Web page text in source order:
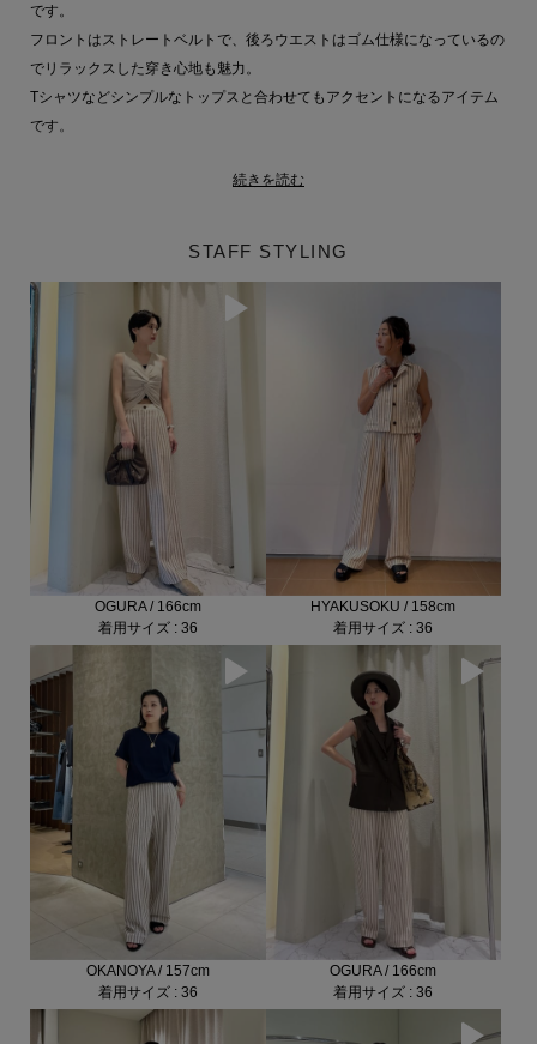
です。
フロントはストレートベルトで、後ろウエストはゴム仕様になっているの
でリラックスした穿き心地も魅力。
Tシャツなどシンプルなトップスと合わせてもアクセントになるアイテム
です。
ESTNATION 商品一覧
続きを読む
STAFF STYLING
OGURA / 166cm
着用サイズ : 36
HYAKUSOKU / 158cm
着用サイズ : 36
OKANOYA / 157cm
着用サイズ : 36
OGURA / 166cm
着用サイズ : 36